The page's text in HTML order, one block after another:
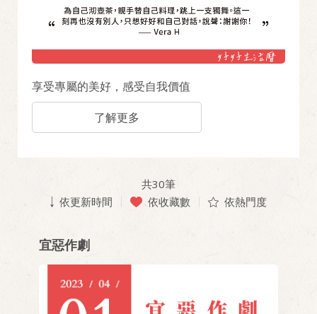
享受專屬的美好，感受自我價值
了解更多
共30筆
依更新時間
依收藏數 依熱門度
宜惡作劇